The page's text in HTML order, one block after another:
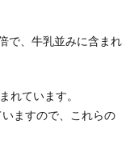
で、牛乳並みに含まれ
れています。
ますので、これらの